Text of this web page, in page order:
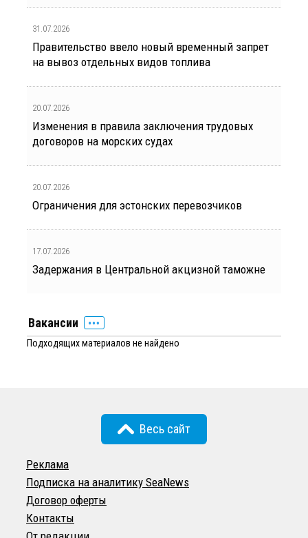
31.07.2026
Правительство ввело новый временный запрет
на вывоз отдельных видов топлива
20.07.2026
Изменения в правила заключения трудовых
договоров на морских судах
20.07.2026
Ограничения для эстонских перевозчиков
17.07.2026
Задержания в Центральной акцизной таможне
Вакансии
Подходящих материалов не найдено
Весь сайт
Реклама
Подписка на аналитику SeaNews
Договор оферты
Контакты